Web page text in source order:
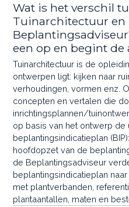
Wat is het verschil
Tuinarchitectuur en
een op en begint de
Tuinarchitectuur is de
ontwerpen ligt: kijken naar
verhoudingen, vormen enz.
concepten en vertalen die
inrichtingsplannen/
op basis van het ontwerp de
beplantingsindicatieplan
hoofdopzet van de
de Beplantingsadviseur
beplantingsindicatieplan
met plantverbanden,
plantaantallen, maten en